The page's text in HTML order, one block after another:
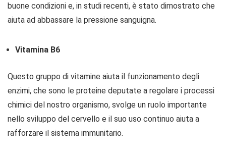
buone condizioni e, in studi recenti, è stato dimostrato che
aiuta ad abbassare la pressione sanguigna.
Vitamina B6
Questo gruppo di vitamine aiuta il funzionamento degli
enzimi, che sono le proteine ​​deputate a regolare i processi
chimici del nostro organismo, svolge un ruolo importante
nello sviluppo del cervello e il suo uso continuo aiuta a
rafforzare il sistema immunitario.